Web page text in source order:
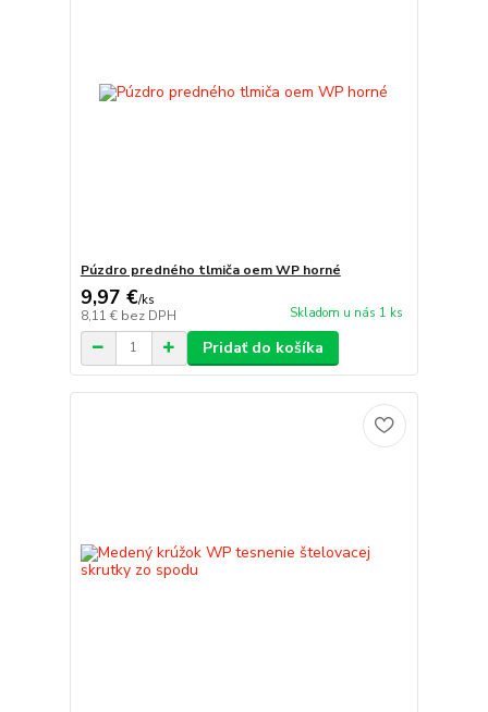
Púzdro predného tlmiča oem WP horné
9,97 €/ks
8,11 € bez DPH Skladom u nás 1 ks
Pridať do košíka